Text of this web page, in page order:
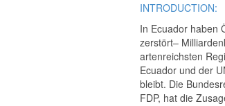
INTRODUCTION:
In Ecuador haben
zerstört–
artenreichsten
Ecuador und der
bleibt. Die
FDP, hat die